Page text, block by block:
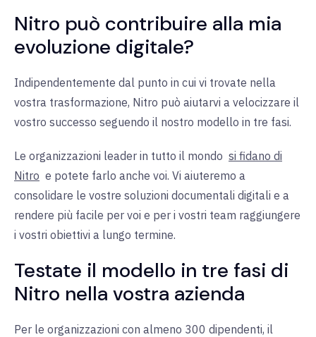
Nitro può contribuire alla mia
evoluzione digitale?
Indipendentemente dal punto in cui vi trovate nella
vostra trasformazione, Nitro può aiutarvi a velocizzare il
vostro successo seguendo il nostro modello in tre fasi.
Le organizzazioni leader in tutto il mondo si fidano di
Nitro e potete farlo anche voi. Vi aiuteremo a
consolidare le vostre soluzioni documentali digitali e a
rendere più facile per voi e per i vostri team raggiungere
i vostri obiettivi a lungo termine.
Testate il modello in tre fasi di
Nitro nella vostra azienda
Per le organizzazioni con almeno 300 dipendenti, il